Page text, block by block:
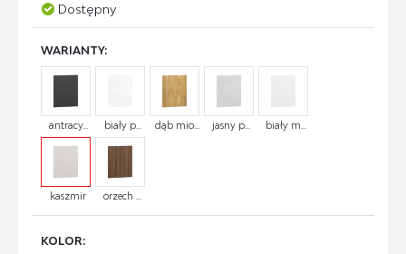
Dostępny
WARIANTY:
antracy... biały p... dąb mio... jasny p... biały m...
kaszmir orzech ...
KOLOR: